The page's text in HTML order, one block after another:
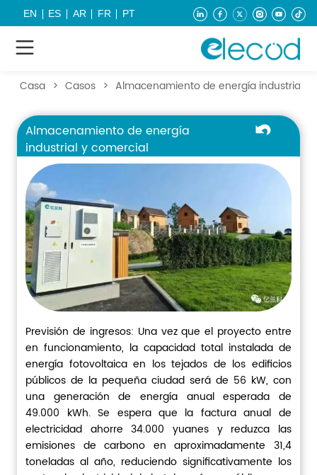
EN ES AR FR PT
Casa > Casos > Almacenamiento de energía industrial y
Almacenamiento de energía
industrial y comercial